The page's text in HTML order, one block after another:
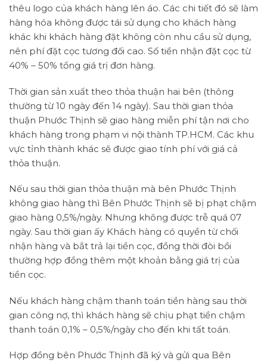
thêu logo của khách hàng lên áo. Các chi tiết đó sẽ làm
hàng hóa không được tái sử dụng cho khách hàng
khác khi khách hàng đặt không còn nhu cầu sử dụng,
nên phí đặt cọc tương đối cao. Số tiền nhận đặt cọc từ
40% – 50% tổng giá trị đơn hàng.
Thời gian sản xuất theo thỏa thuận hai bên (thông
thường từ 10 ngày đến 14 ngày). Sau thời gian thỏa
thuận Phước Thịnh sẽ giao hàng miễn phí tận nơi cho
khách hàng trong phạm vi nội thành TP.HCM. Các khu
vực tỉnh thành khác sẽ được giao tính phí với giá cả
thỏa thuận.
Nếu sau thời gian thỏa thuận mà bên Phước Thịnh
không giao hàng thì Bên Phước Thịnh sẽ bị phạt chậm
giao hàng 0,5%/ngày. Nhưng không được trễ quá 07
ngày. Sau thời gian ấy Khách hàng có quyền từ chối
nhận hàng và bắt trả lại tiền cọc, đồng thời đòi bồi
thường hợp đồng thêm một khoản bằng giá trị của
tiền cọc.
Nếu khách hàng chậm thanh toán tiền hàng sau thời
gian công nợ, thì khách hàng sẽ chịu phạt tiền chậm
thanh toán 0,1% – 0,5%/ngày cho đến khi tất toán.
Hợp đồng bên Phước Thịnh đã ký và gửi qua Bên